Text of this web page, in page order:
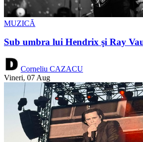
MUZICĂ
Sub umbra lui Hendrix şi Ray
Corneliu CAZACU
Vineri, 07 Aug